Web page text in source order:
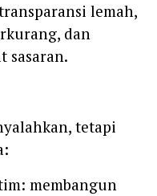
lemah,
dan
sasaran.
tetapi
membangun